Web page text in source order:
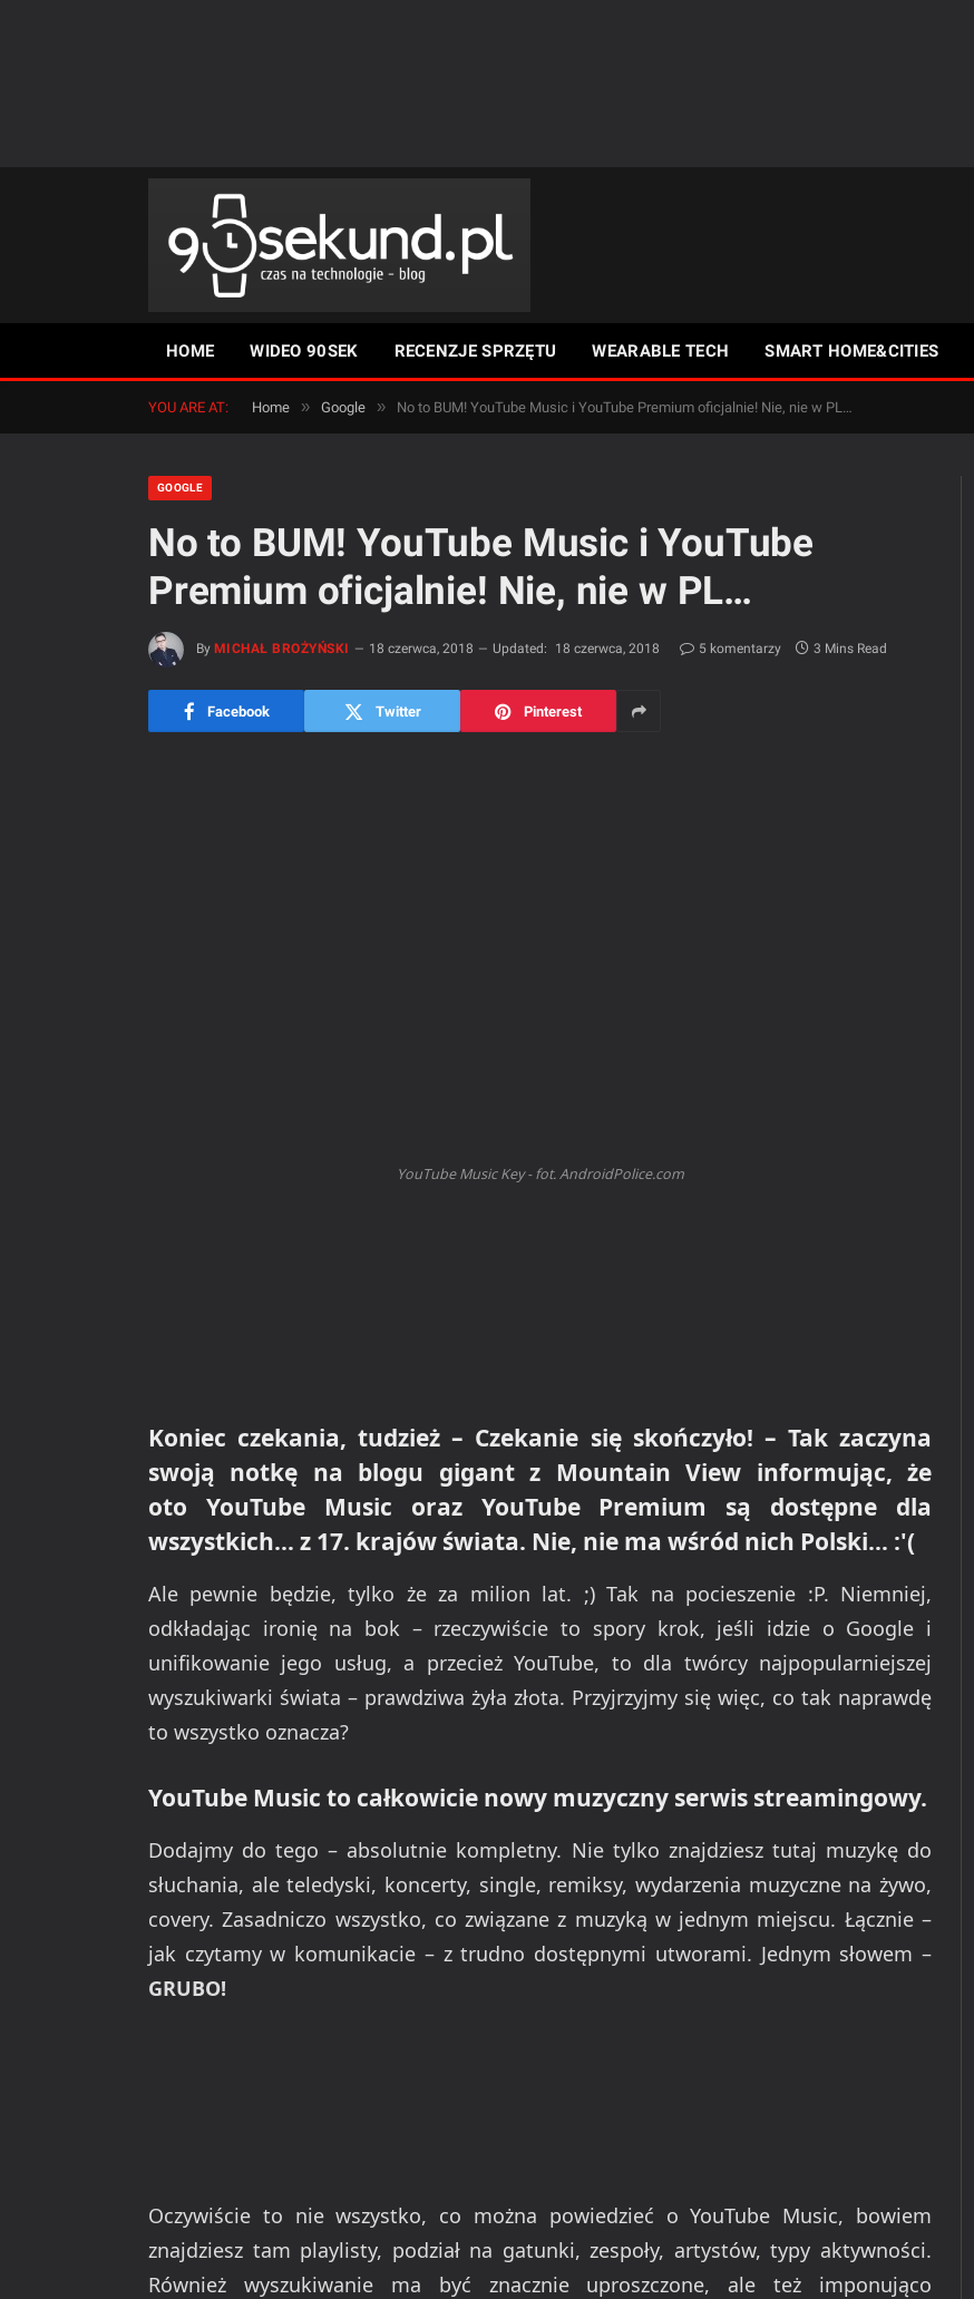
HOME WIDEO 90SEK RECENZJE SPRZĘTU WEARABLE TECH SMART HOME&CITIES
YOU ARE AT: Home » Google » No to BUM! YouTube Music i YouTube Premium oficjalnie! Nie, nie w PL…
GOOGLE
No to BUM! YouTube Music i YouTube
Premium oficjalnie! Nie, nie w PL…
By MICHAŁ BROŻYŃSKI 18 czerwca, 2018 Updated: 18 czerwca, 2018 5 komentarzy 3 Mins Read
Facebook Twitter Pinterest
YouTube Music Key - fot. AndroidPolice.com
Koniec czekania, tudzież – Czekanie się skończyło! – Tak zaczyna
swoją notkę na blogu gigant z Mountain View informując, że
oto YouTube Music oraz YouTube Premium są dostępne dla
wszystkich… z 17. krajów świata. Nie, nie ma wśród nich Polski… :'(
Ale pewnie będzie, tylko że za milion lat. ;) Tak na pocieszenie :P. Niemniej,
odkładając ironię na bok – rzeczywiście to spory krok, jeśli idzie o Google i
unifikowanie jego usług, a przecież YouTube, to dla twórcy najpopularniejszej
wyszukiwarki świata – prawdziwa żyła złota. Przyjrzyjmy się więc, co tak naprawdę
to wszystko oznacza?
YouTube Music to całkowicie nowy muzyczny serwis streamingowy.
Dodajmy do tego – absolutnie kompletny. Nie tylko znajdziesz tutaj muzykę do
słuchania, ale teledyski, koncerty, single, remiksy, wydarzenia muzyczne na żywo,
covery. Zasadniczo wszystko, co związane z muzyką w jednym miejscu. Łącznie –
jak czytamy w komunikacie – z trudno dostępnymi utworami. Jednym słowem –
GRUBO!
Oczywiście to nie wszystko, co można powiedzieć o YouTube Music, bowiem
znajdziesz tam playlisty, podział na gatunki, zespoły, artystów, typy aktywności.
Również wyszukiwanie ma być znacznie uproszczone, ale też imponująco